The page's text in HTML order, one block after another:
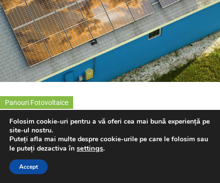
Panouri Fotovoltaice
Panouri fotovoltaice performante pentru
sisteme solare moderne – ghid și modele
recomandate
MARTIE 15, 2026
Folosim cookie-uri pentru a vă oferi cea mai bună experiență pe
site-ul nostru.
Puteți afla mai multe despre cookie-urile pe care le folosim sau
le puteți dezactiva în settings.
Accept